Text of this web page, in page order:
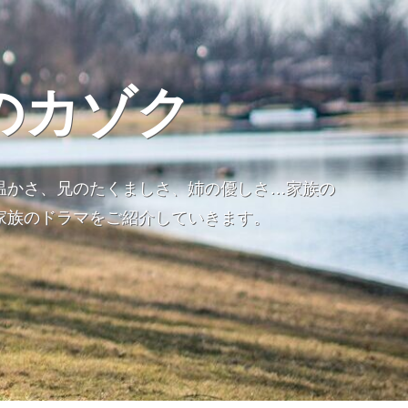
カゾク
かさ、兄のたくましさ、姉の優しさ…家族の
のドラマをご紹介していきます。